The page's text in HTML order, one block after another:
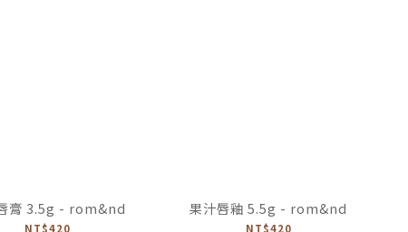
膏 3.5g - rom&nd
NT$420
果汁唇釉 5.5g - rom&nd
NT$420